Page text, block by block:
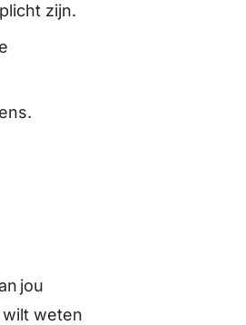
zijn.
jou
weten